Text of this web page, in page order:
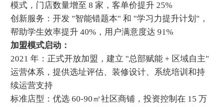
模式，门店数量增至 8 家，客单价提升 25%
创新服务：开发 "智能错题本" 和 "学习力提升计划"，
帮助学生效率提升 40%，用户满意度达 91%
加盟模式启动：
2021 年：正式开放加盟，建立 "总部赋能 + 区域自主"
运营体系，提供选址评估、装修设计、系统培训和持
续运营支持
标准店型：优选 60-90㎡社区商铺，投资控制在 15 万